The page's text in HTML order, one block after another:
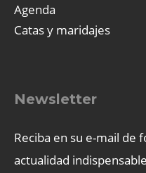
Agenda
Catas y maridajes
Newsletter
Reciba en su e-mail de
actualidad